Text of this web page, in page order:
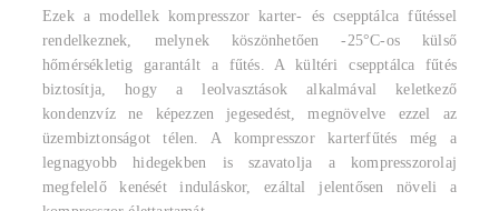
Ezek a modellek kompresszor karter- és csepptálca fűtéssel
rendelkeznek, melynek köszönhetően -25°C-os külső
hőmérsékletig garantált a fűtés. A kültéri csepptálca fűtés
biztosítja, hogy a leolvasztások alkalmával keletkező
kondenzvíz ne képezzen jegesedést, megnövelve ezzel az
üzembiztonságot télen. A kompresszor karterfűtés még a
legnagyobb hidegekben is szavatolja a kompresszorolaj
megfelelő kenését induláskor, ezáltal jelentősen növeli a